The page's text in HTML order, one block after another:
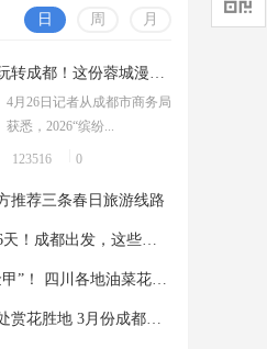
日 周 月
从市中心出发玩转成都！这份蓉城漫游地图请收好
4月26日记者从成都市商务局
获悉，2026“缤纷...
123516 0
推荐三条春日旅游线路
春假清明连休6天！成都出发，这些目的地最“热”
“满城尽带黄金甲”！ 四川各地油菜花盛放 周末来赴一场“黄金海” 之约
涵盖全域近十处赏花胜地 3月份成都赏花推荐来了